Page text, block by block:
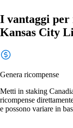
I vantaggi
Kansas City
Genera ricompense
Metti in staking
ricompense
e possono variare in